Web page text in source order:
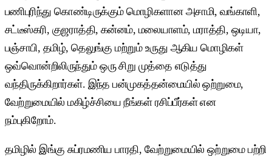
பணிபுரிந்து கொண்டிருக்கும் மொழிகளான அசாமி, வங்காளி,
சட்டீஸ்கரி, குஜராத்தி, கன்னம், மலையாளம், மராத்தி, ஒடியா,
பஞ்சாபி, தமிழ், தெலுங்கு மற்றும் உருது ஆகிய மொழிகள்
ஒவ்வொன்றிலிருந்தும் ஒரு சிறு முத்தை எடுத்து
வந்திருக்கிறார்கள். இந்த பன்முகத்தன்மையில் ஒற்றுமை,
வேற்றுமையில் மகிழ்ச்சியை நீங்கள் ரசிப்பீர்கள் என
நம்புகிறோம்.
தமிழில் இங்கு சுப்ரமணிய பாரதி, வேற்றுமையில் ஒற்றுமை பற்றி